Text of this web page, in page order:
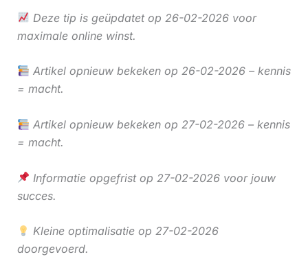
Deze tip is geüpdatet op 26-02-2026 voor
maximale online winst.
Artikel opnieuw bekeken op 26-02-2026 – kennis
= macht.
Artikel opnieuw bekeken op 27-02-2026 – kennis
= macht.
Informatie opgefrist op 27-02-2026 voor jouw
succes.
Kleine optimalisatie op 27-02-2026
doorgevoerd.